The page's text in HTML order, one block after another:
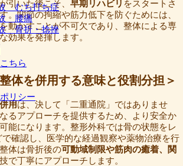
むち打ち症
腰痛
骨折・捻挫
ちら
リシー
引いた後こそ、 早期リハビリ をスタートさ
。関節の拘縮や筋力低下を防ぐためには、
動かすことが不可欠であり、整体による専
効果を発揮します。
体を併用する意味と役割分担＞
用は、決して「二重通院」ではありませ
るアプローチを提供するため、より安全か
能になります。整形外科では骨の状態をレ
確認し、医学的な経過観察や薬物治療を行
体は骨折後の可動域制限や筋肉の癒着、関
で丁寧にアプローチします。